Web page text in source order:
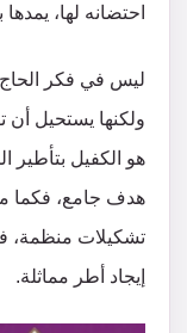
احتضانه لها،
ليس في فكر الحاج
ولكنها يستحيل أن
هو الكفيل بتأطير
هدف جامع، فكما
تشكيلات منظمة،
إيجاد أطر مماثلة.